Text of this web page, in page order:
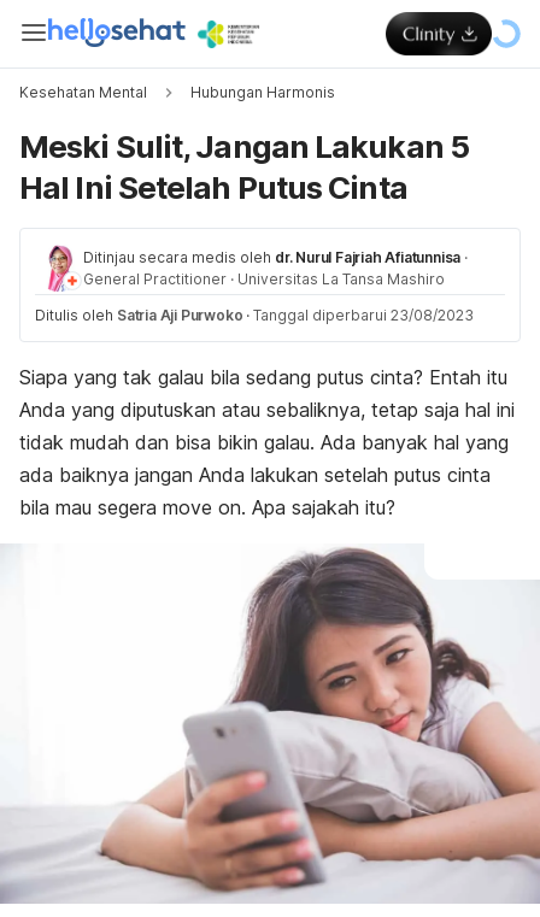
Kesehatan Mental Hubungan Harmonis
Meski Sulit, Jangan Lakukan 5
Hal Ini Setelah Putus Cinta
Ditinjau secara medis oleh dr. Nurul Fajriah Afiatunnisa ·
General Practitioner · Universitas La Tansa Mashiro
Ditulis oleh Satria Aji Purwoko · Tanggal diperbarui 23/08/2023
Siapa yang tak galau bila sedang putus cinta? Entah itu
Anda yang diputuskan atau sebaliknya, tetap saja hal ini
tidak mudah dan bisa bikin galau. Ada banyak hal yang
ada baiknya jangan Anda lakukan setelah putus cinta
bila mau segera move on. Apa sajakah itu?